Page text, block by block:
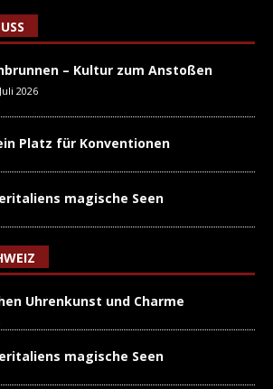
– Kultur zum Anstoßen
2026
Platz für Konventionen
magische Seen
Uhrenkunst und Charme
magische Seen